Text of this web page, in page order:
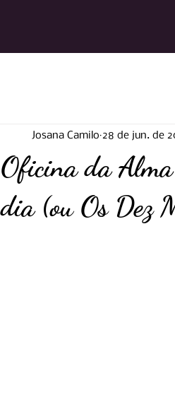
Oficina da
dia (ou Os Dez
Josana Camilo 28 de jun. de